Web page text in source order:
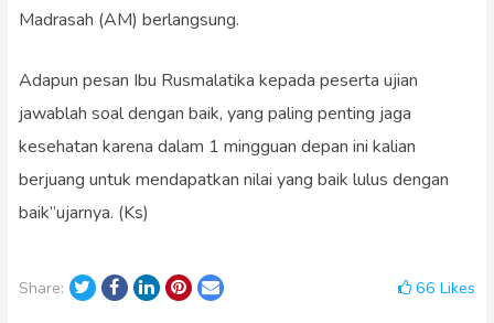
Madrasah (AM) berlangsung.
Adapun pesan Ibu Rusmalatika kepada peserta ujian
jawablah soal dengan baik, yang paling penting jaga
kesehatan karena dalam 1 mingguan depan ini kalian
berjuang untuk mendapatkan nilai yang baik lulus dengan
baik”ujarnya. (Ks)
Share: TwitterFacebook
LinkedInPinterest
Email 66Likes